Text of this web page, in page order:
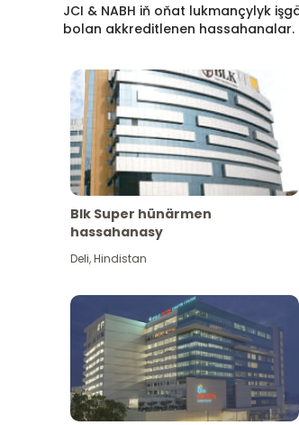
JCI & NABH iň oňat lukmançylyk
bolan akkreditlenen hassahanalar.
Blk Super hünärmen
hassahanasy
Deli,Hindistan